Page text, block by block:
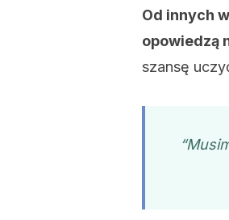
Od innych
opowiedzą
szansę